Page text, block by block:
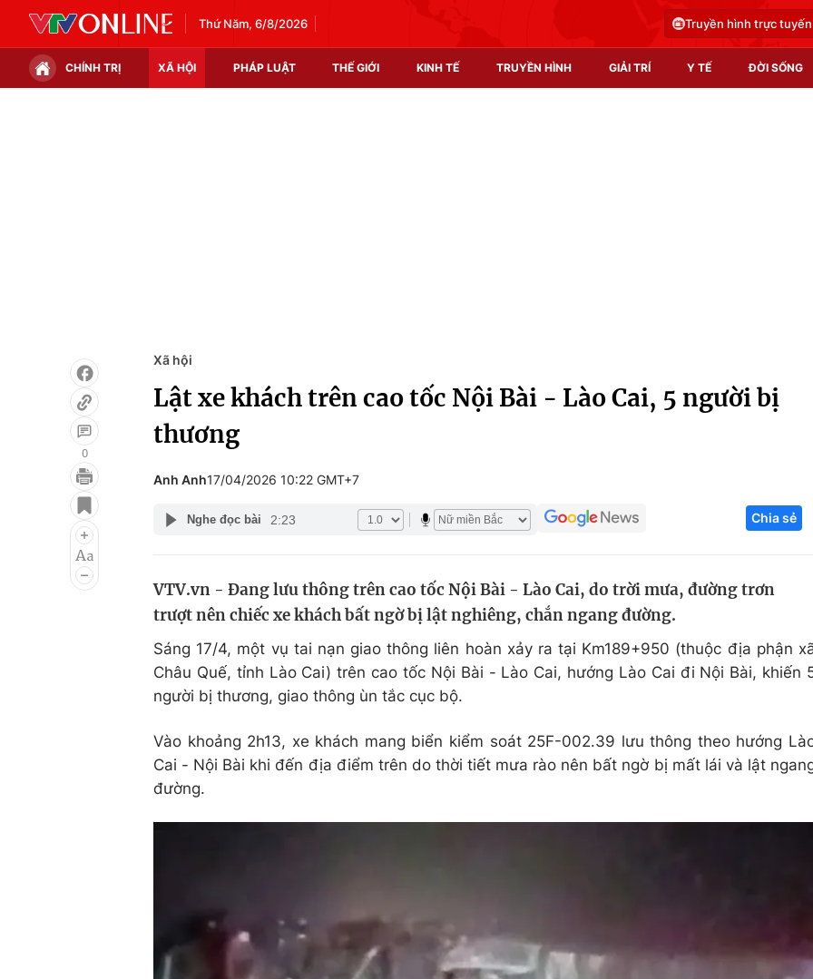
Thứ Năm, 6/8/2026 Truyền hình trực tuyến
CHÍNH TRỊ XÃ HỘI PHÁP LUẬT THẾ GIỚI KINH TẾ TRUYỀN HÌNH GIẢI TRÍ Y TẾ ĐỜI SỐNG
Infographic
Điện ảnh
Âm nhạc
Du lịch
Chất lượng cuộc sống
Tuyển sinh
Hitech Công
Thị trường
0
Xã hội
Lật xe khách trên cao tốc Nội Bài - Lào Cai, 5 người bị
thương
Anh Anh17/04/2026 10:22 GMT+7
Nghe đọc bài 2:23 Chia sẻ
VTV.vn - Đang lưu thông trên cao tốc Nội Bài - Lào Cai, do trời mưa, đường trơn
trượt nên chiếc xe khách bất ngờ bị lật nghiêng, chắn ngang đường.
Sáng 17/4, một vụ tai nạn giao thông liên hoàn xảy ra tại Km189+950 (thuộc địa phận
Châu Quế, tỉnh Lào Cai) trên cao tốc Nội Bài - Lào Cai, hướng Lào Cai đi Nội Bài, khiến
người bị thương, giao thông ùn tắc cục bộ.
Vào khoảng 2h13, xe khách mang biển kiểm soát 25F-002.39 lưu thông theo hướng
Cai - Nội Bài khi đến địa điểm trên do thời tiết mưa rào nên bất ngờ bị mất lái và lật
đường.